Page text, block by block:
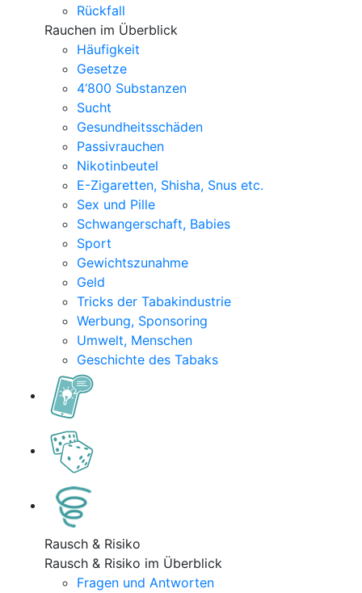
Rückfall
Rauchen im Überblick
Häufigkeit
Gesetze
4‘800 Substanzen
Sucht
Gesundheitsschäden
Passivrauchen
Nikotinbeutel
E-Zigaretten, Shisha, Snus etc.
Sex und Pille
Schwangerschaft, Babies
Sport
Gewichtszunahme
Geld
Tricks der Tabakindustrie
Werbung, Sponsoring
Umwelt, Menschen
Geschichte des Tabaks
Rausch & Risiko
Rausch & Risiko im Überblick
Fragen und Antworten